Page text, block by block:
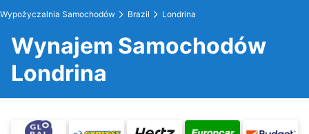
Wypożyczalnia Samochodów Brazil Londrina
Wynajem Samochodów
Londrina